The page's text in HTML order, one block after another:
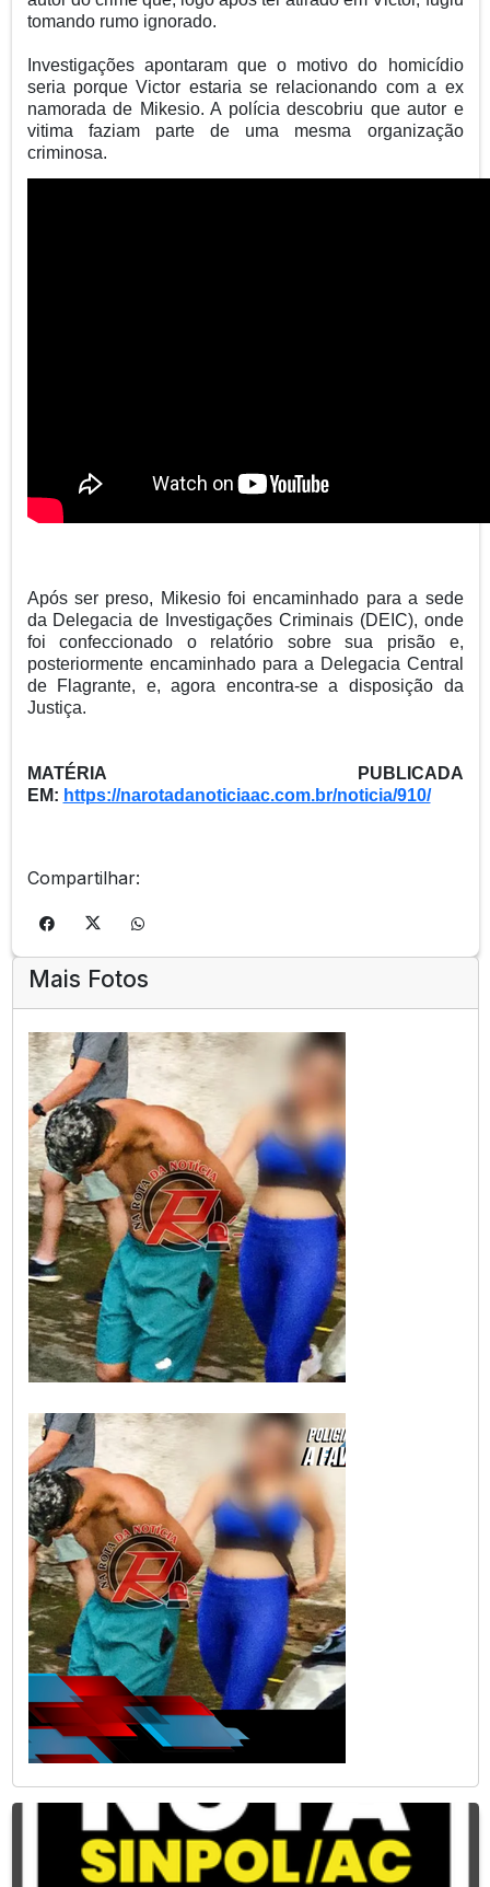
tomando rumo ignorado.
Investigações apontaram que o motivo do homicídio
seria porque Victor estaria se relacionando com a ex
namorada de Mikesio. A polícia descobriu que autor e
vitima faziam parte de uma mesma organização
criminosa.
Após ser preso, Mikesio foi encaminhado para a sede
da Delegacia de Investigações Criminais (DEIC), onde
foi confeccionado o relatório sobre sua prisão e,
posteriormente encaminhado para a Delegacia Central
de Flagrante, e, agora encontra-se a disposição da
Justiça.
MATÉRIA PUBLICADA
EM: https://narotadanoticiaac.com.br/noticia/910/
Compartilhar:
Mais Fotos